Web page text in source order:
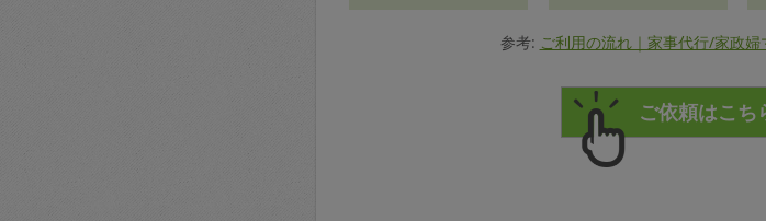
参考: ご利用の流れ｜家事代行/家政婦